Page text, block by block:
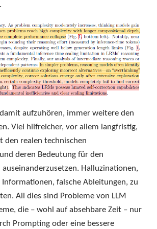
aufzuhören, immer weitere den
Viel hilfreicher, vor allem langfristig,
den realen technischen
deren Bedeutung für den
Halluzinationen,
Informationen, falsche Ableitungen, zu
All dies sind Probleme von LLM
die – wohl auf absehbare Zeit – nur
Prompting oder eine bessere